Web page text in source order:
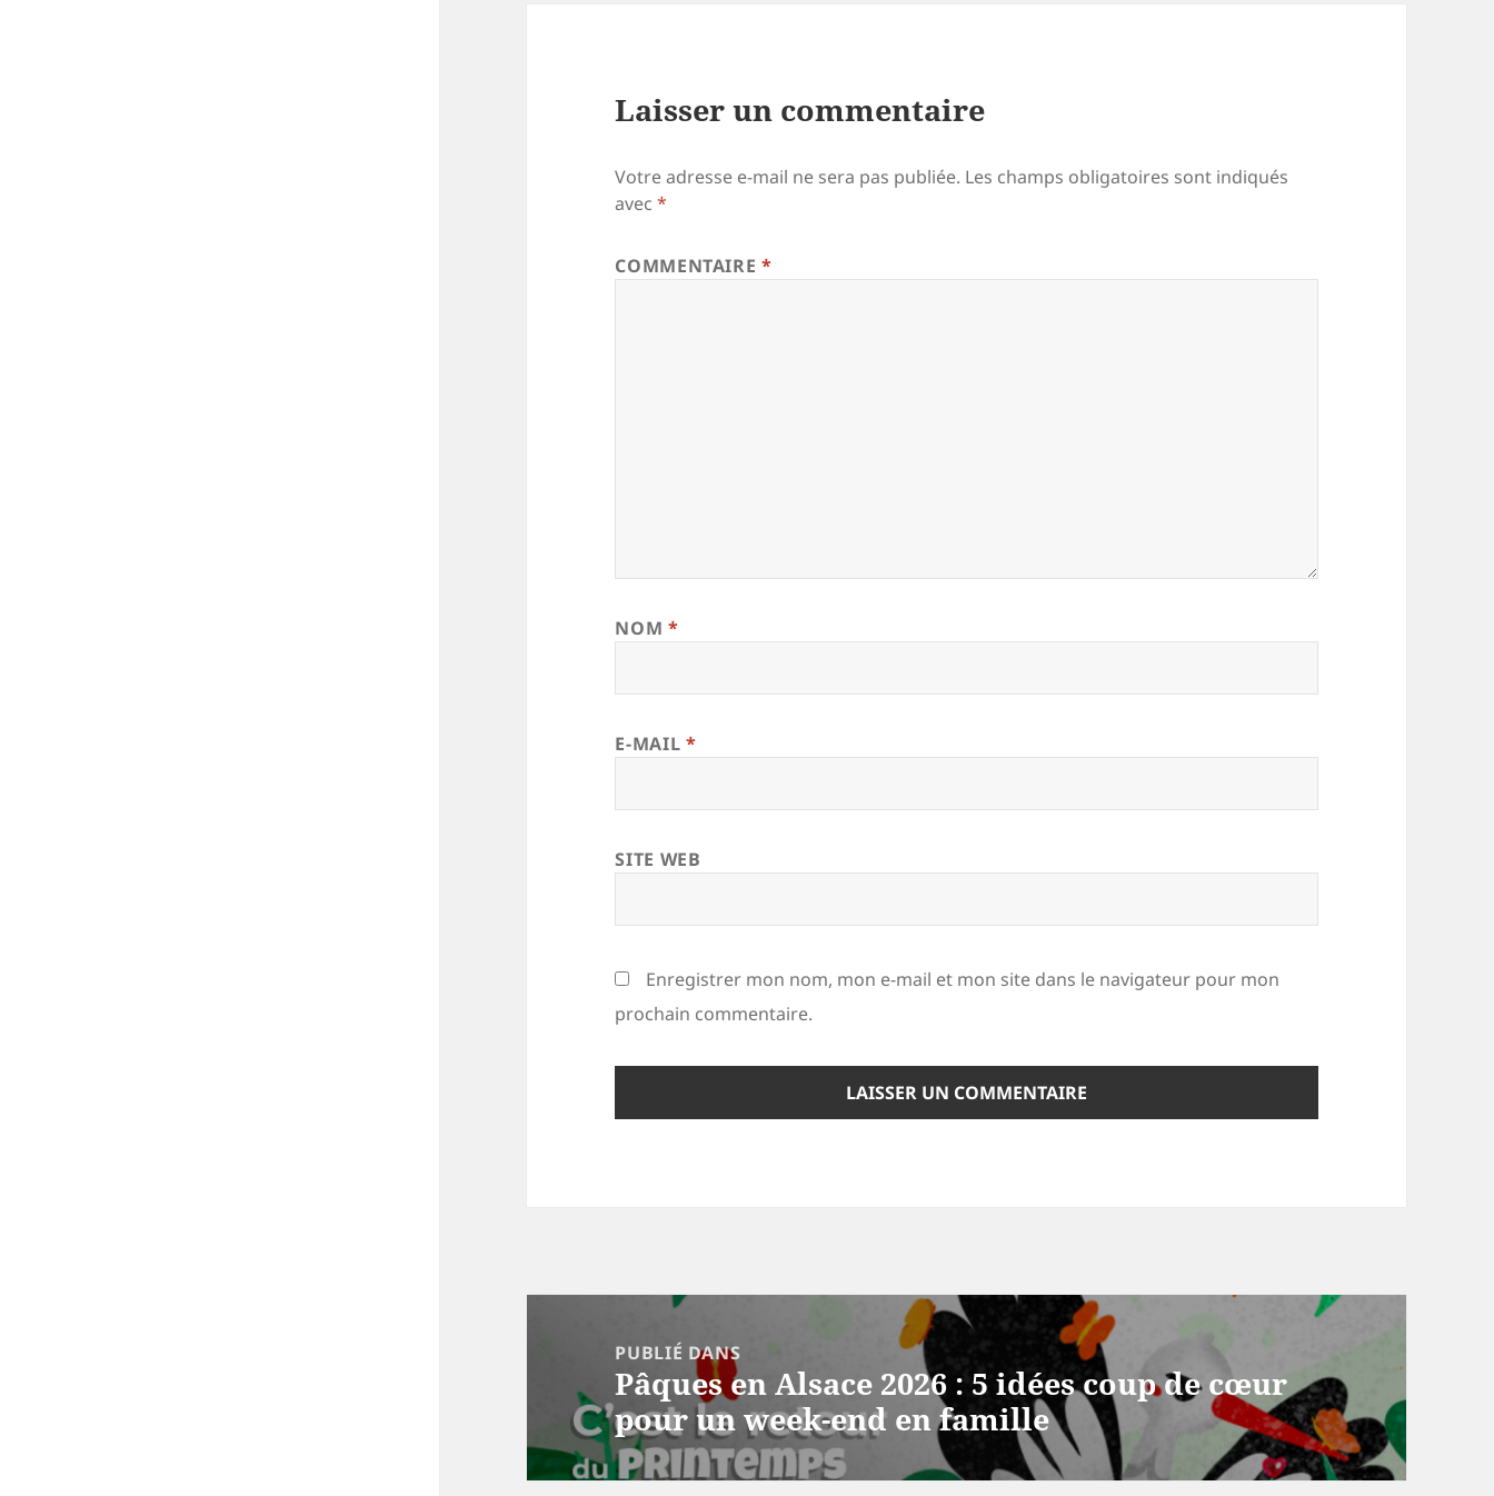
Laisser un commentaire
Votre adresse e-mail ne sera pas publiée. Les champs obligatoires sont indiqués
avec*
COMMENTAIRE*
NOM *
E-MAIL *
SITE WEB
Enregistrer mon nom, mon e-mail et mon site dans le navigateur pour mon
prochain commentaire.
PUBLIÉ DANS
Pâques en Alsace 2026 : 5 idées coup de cœur
pour un week-end en famille